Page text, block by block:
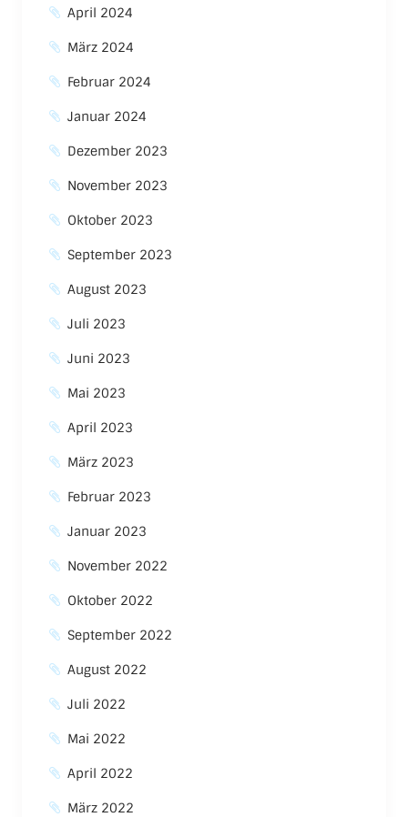
April 2024
März 2024
Februar 2024
Januar 2024
Dezember 2023
November 2023
Oktober 2023
September 2023
August 2023
Juli 2023
Juni 2023
Mai 2023
April 2023
März 2023
Februar 2023
Januar 2023
November 2022
Oktober 2022
September 2022
August 2022
Juli 2022
Mai 2022
April 2022
März 2022